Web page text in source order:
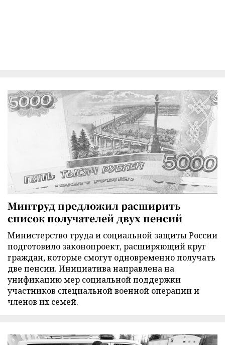
Минтруд предложил расширить
список получателей двух пенсий
Министерство труда и социальной защиты России
подготовило законопроект, расширяющий круг
граждан, которые смогут одновременно получать
две пенсии. Инициатива направлена на
унификацию мер социальной поддержки
участников специальной военной операции и
членов их семей.